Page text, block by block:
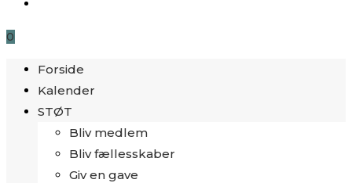
0
Forside
Kalender
STØT
Bliv medlem
Bliv fællesskaber
Giv en gave